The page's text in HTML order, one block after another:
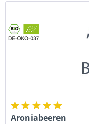
Aroniabeeren